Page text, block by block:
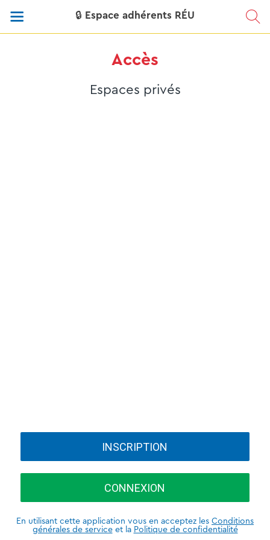
🔒 Espace adhérents RÉU
Accès
Espaces privés
INSCRIPTION
CONNEXION
En utilisant cette application vous en acceptez les Conditions
générales de serviceet la Politique de confidentialité